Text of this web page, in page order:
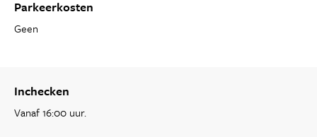
Parkeerkosten
Geen
Inchecken
Vanaf 16:00 uur.